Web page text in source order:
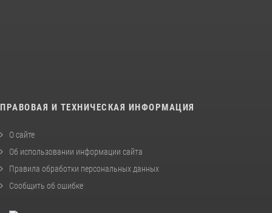
ПРАВОВАЯ И ТЕХНИЧЕСКАЯ ИНФОРМАЦИЯ
О сайте
Об использовании информации сайта
Правила обработки персональных данных
Сообщить об ошибке